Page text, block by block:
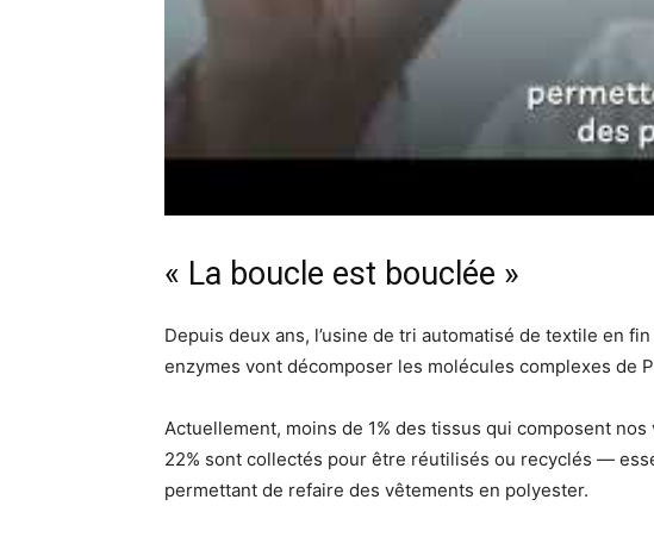
« La boucle est bouclée »
Depuis deux ans, l’usine de tri automatisé de textile en
enzymes vont décomposer les molécules complexes de
Actuellement, moins de 1% des tissus qui composent
22% sont collectés pour être réutilisés ou recyclés —
permettant de refaire des vêtements en polyester.